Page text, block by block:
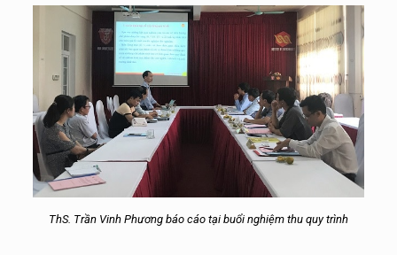
ThS. Trần Vinh Phương báo cáo tại buổi nghiệm thu quy trình